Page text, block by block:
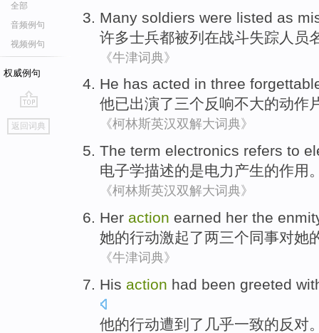
全部
音频例句
视频例句
权威例句
go
top
返回词典
Many soldiers were listed as
许多士兵都被列 在战斗失踪人员
《牛津词典》
He has acted in three
他已出演了三个反响不大的动作
《柯林斯英汉双解大词典》
The term electronics refers to
电子学描述的是电力产生的作用
《柯林斯英汉双解大词典》
Her action earned her the
她的行动激起了两三个同事对她
《牛津词典》
His action had been greeted
他的行动遭到 了 几乎一致的反对